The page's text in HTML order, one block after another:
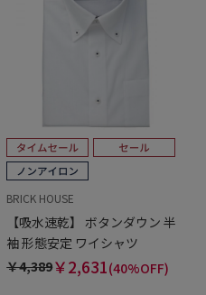
BRICK HOUSE
【吸水速乾】 ボタンダウン 半
袖 形態安定 ワイシャツ
￥4,389￥2,631(40%OFF)